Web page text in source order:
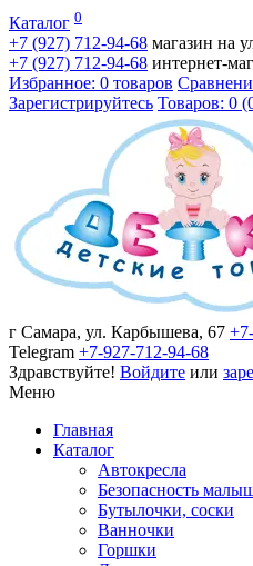
Каталог 0
+7 (927) 712-94-68 магазин на
+7 (927) 712-94-68 интернет-
Избранное: 0 товаров
Зарегистрируйтесь Товаров: 0
г Самара, ул. Карбышева, 67
Telegram +7-927-712-94-68
Здравствуйте! Войдите или
Меню
Главная
Каталог
Автокресла
Безопасность
Бутылочки, соски
Ванночки
Горшки